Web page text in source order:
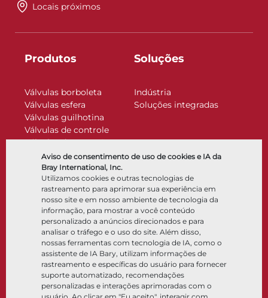
Aviso de consentimento de uso de cookies e IA da
Bray International, Inc.
Utilizamos cookies e outras tecnologias de
rastreamento para aprimorar sua experiência em
nosso site e em nosso ambiente de tecnologia da
informação, para mostrar a você conteúdo
personalizado a anúncios direcionados e para
analisar o tráfego e o uso do site. Além disso,
nossas ferramentas com tecnologia de IA, como o
assistente de IA Bary, utilizam informações de
rastreamento e específicas do usuário para fornecer
suporte automatizado, recomendações
personalizadas e interações aprimoradas com o
Locais próximos
Produtos
Válvulas borboleta
Válvulas esfera
Válvulas guilhotina
Válvulas de controle
Válvulas de retenção
Atuadores
Acessórios de controle
Criogênico
Soluções
Indústria
Soluções integradas
Empresa
Sobre
Locais
Parceria
Sustentabilidade
Portal do cliente
Recursos
Documentos
Centro de conhecimento
Software
Seleção de materiais